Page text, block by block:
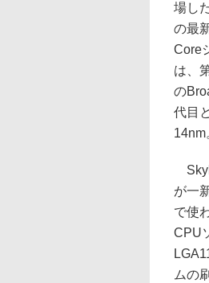
場し
の最
Core
は、
の
代目
14nm
が一
で使
CPU
ムの